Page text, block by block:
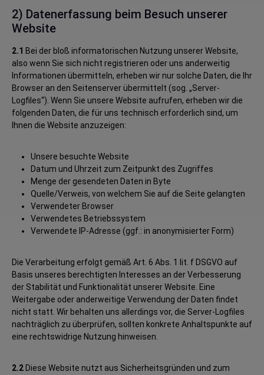
2) Datenerfassung beim Besuch unserer
Website
2.1 Bei der bloß informatorischen Nutzung unserer Website,
also wenn Sie sich nicht registrieren oder uns anderweitig
Informationen übermitteln, erheben wir nur solche Daten, die Ihr
Browser an den Seitenserver übermittelt (sog. „Server-
Logfiles“). Wenn Sie unsere Website aufrufen, erheben wir die
folgenden Daten, die für uns technisch erforderlich sind, um
Ihnen die Website anzuzeigen:
Unsere besuchte Website
Datum und Uhrzeit zum Zeitpunkt des Zugriffes
Menge der gesendeten Daten in Byte
Quelle/Verweis, von welchem Sie auf die Seite gelangten
Verwendeter Browser
Verwendetes Betriebssystem
Verwendete IP-Adresse (ggf.: in anonymisierter Form)
Die Verarbeitung erfolgt gemäß Art. 6 Abs. 1 lit. f DSGVO auf
Basis unseres berechtigten Interesses an der Verbesserung
der Stabilität und Funktionalität unserer Website. Eine
Weitergabe oder anderweitige Verwendung der Daten findet
nicht statt. Wir behalten uns allerdings vor, die Server-Logfiles
nachträglich zu überprüfen, sollten konkrete Anhaltspunkte auf
eine rechtswidrige Nutzung hinweisen.
2.2 Diese Website nutzt aus Sicherheitsgründen und zum